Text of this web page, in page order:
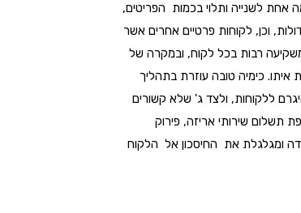
אחת לשנייה ותלוי בכמות הפריטים,
וכן, לקוחות פרטיים אחרים אשר
משקיעה רבות בכל לקוח, ובמקרה של
כימיה טובה עוזרת בתהליך
ללקוחות, ולצד ג' שלא קשורים
תשלום שירותי אריזה, פירוק
ומגלגלת את החיסכון אל הלקוח